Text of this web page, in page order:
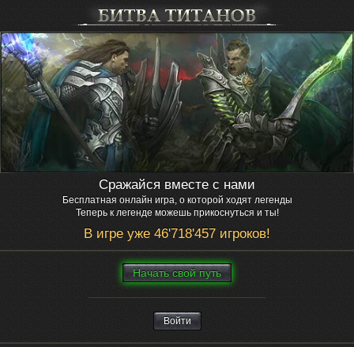
Сражайся вместе с нами
Бесплатная онлайн игра, о которой ходят легенды
Теперь к легенде можешь прикоснуться и ты!
В игре уже 46'718'457 игроков!
Нaчaть свой путь
Войти